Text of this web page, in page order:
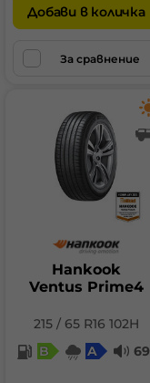
Добави в количка
За сравнение
Hankook
Ventus Prime4
215 / 65 R16 102H
B
A 69